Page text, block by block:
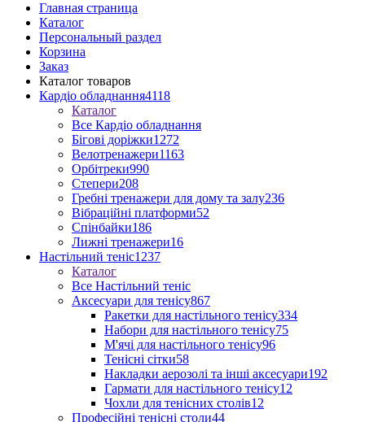
Главная страница
Каталог
Персональный раздел
Корзина
Заказ
Каталог товаров
Кардіо обладнання4118
Каталог
Все Кардіо обладнання
Бігові доріжки1272
Велотренажери1163
Орбітреки990
Степери208
Гребні тренажери для дому та залу236
Вібраційні платформи52
Спінбайки186
Лижні тренажери16
Настільний теніс1237
Каталог
Все Настільний теніс
Аксесуари для тенісу867
Ракетки для настільного тенісу334
Набори для настільного тенісу75
М'ячі для настільного тенісу96
Тенісні сітки58
Накладки аерозолі та інші аксесуари192
Гармати для настільного тенісу12
Чохли для тенісних столів12
Професійні тенісні столи44